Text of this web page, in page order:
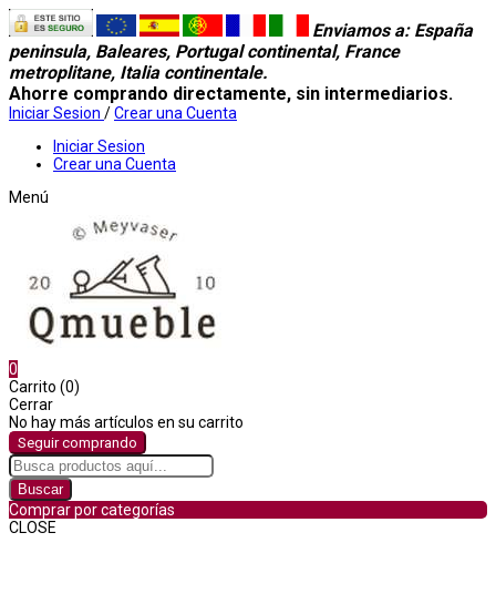
Enviamos a: España
peninsula, Baleares, Portugal continental, France
metroplitane, Italia continentale.
Ahorre comprando directamente, sin intermediarios.
Iniciar Sesion /Crear una Cuenta
Iniciar Sesion
Crear una Cuenta
Menú
0
Carrito (0)
Cerrar
No hay más artículos en su carrito
Seguir comprando
Buscar
Comprar por categorías
CLOSE